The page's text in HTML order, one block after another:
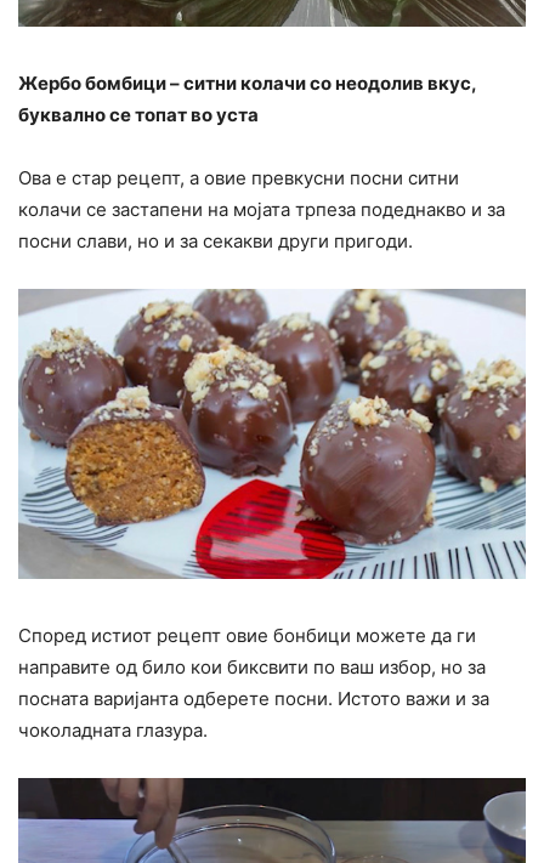
Жербо бомбици – ситни колачи со неодолив вкус,
буквално се топат во уста
Ова е стар рецепт, а овие превкусни посни ситни
колачи се застапени на мојата трпеза подеднакво и за
посни слави, но и за секакви други пригоди.
Според истиот рецепт овие бонбици можете да ги
направите од било кои биксвити по ваш избор, но за
посната варијанта одберете посни. Истото важи и за
чоколадната глазура.